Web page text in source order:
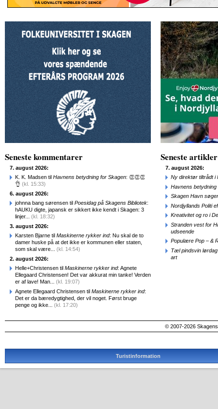
Seneste kommentarer
7. august 2026:
K. K. Madsen til Havnens betydning for Skagen: 👏👏👏
👌 (kl. 15:33)
6. august 2026:
johnna bang sørensen til Poesidag på Skagens Bibliotek:
hAUKU digte, japansk er sikkert ikke kendt i Skagen: 3
linjer... (kl. 18:32)
3. august 2026:
Karsten Bjarne til Maskinerne rykker ind: Nu skal de to
damer huske på at det ikke er kommunen eller staten,
som skal være... (kl. 14:54)
2. august 2026:
Helle+Christensen til Maskinerne rykker ind: Agnete
Ellegaard Christensen! Det var akkurat min tanke! Verden
er af lave! Man... (kl. 19:07)
Agnete Ellegaard Christensen til Maskinerne rykker ind:
Det er da bæredygtighed, der vil noget. Først bruge
penge og ikke... (kl. 17:20)
Seneste artikler
7. august 2026:
Ny direktør tiltrådt i
Havnens betydning
Skagen Havn
Nordjyllands Politi
Kreativitet og ro i
Stranden vest for
udseende
Populære Pop – &
Tæl pindsvin
art
© 2007-2026
Turistinformation